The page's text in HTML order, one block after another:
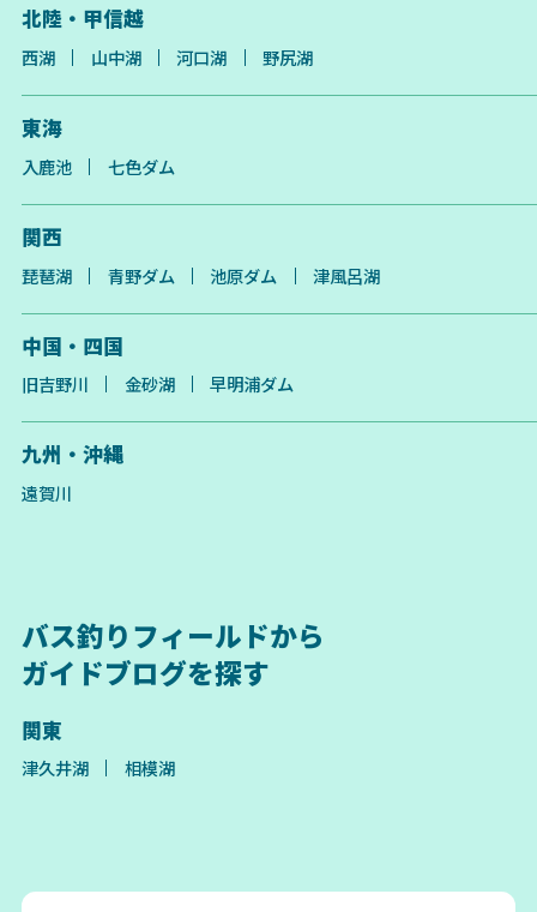
北陸・甲信越
西湖 山中湖 河口湖 野尻湖
東海
入鹿池 七色ダム
関西
琵琶湖 青野ダム 池原ダム 津風呂湖
中国・四国
旧吉野川 金砂湖 早明浦ダム
九州・沖縄
遠賀川
バス釣りフィールドから
ガイドブログを探す
関東
津久井湖 相模湖